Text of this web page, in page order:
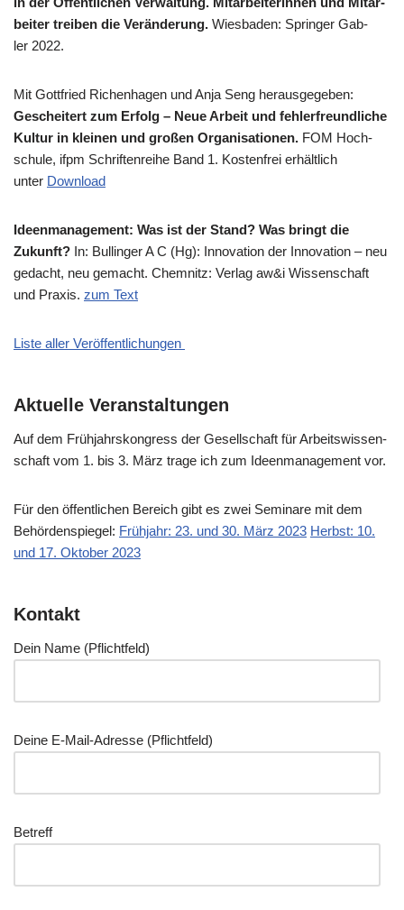
bei­ter trei­ben die Ver­än­de­rung. Wies­ba­den: Sprin­ger Gab­
ler 2022.
Mit Gott­fried Richen­ha­gen und Anja Seng her­aus­ge­ge­ben:
Geschei­tert zum Erfolg – Neue Arbeit und feh­ler­freund­li­che
Kul­tur in klei­nen und gro­ßen Orga­ni­sa­tio­nen. FOM Hoch­
schu­le, ifpm Schrif­ten­rei­he Band 1. Kosten­frei erhält­lich
unter Down­load
Ideen­ma­nage­ment: Was ist der Stand? Was bringt die
Zukunft? In: Bul­lin­ger A C (Hg): Inno­va­ti­on der Inno­va­ti­on – neu
gedacht, neu gemacht. Chem­nitz: Ver­lag aw&i Wis­sen­schaft
und Pra­xis. zum Text
Liste aller Veröffentlichungen
Aktuelle Veranstaltungen
Auf dem Früh­jahrs­kon­gress der Gesell­schaft für Arbeits­wis­sen­
schaft vom 1. bis 3. März tra­ge ich zum Ideen­ma­nage­ment vor.
Für den öffent­li­chen Bereich gibt es zwei Semi­na­re mit dem
Behör­den­spie­gel: Früh­jahr: 23. und 30. März 2023 Herbst: 10.
und 17. Okto­ber 2023
Kontakt
Dein Name (Pflicht­feld)
Dei­ne E‑Mail-Adres­se (Pflicht­feld)
Betreff